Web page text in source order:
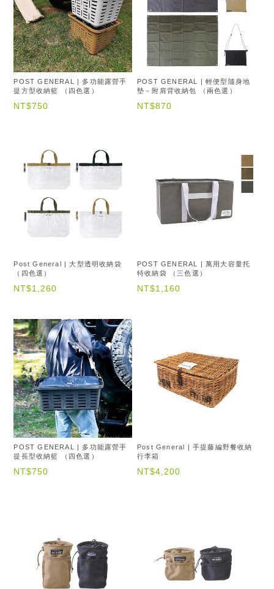
POST GENERAL | 多功能露營手
提方型收納籃 （四色選）
NT$750
POST GENERAL | 輕便型隨身地
墊－附肩背收納包 （兩色選）
NT$870
Post General | 大型透明收納袋
（四色選）
NT$1,260
POST GENERAL | 萬用大容量托
特收納袋 （三色選）
NT$1,160
POST GENERAL | 多功能露營手
提長型收納籃 （四色選）
NT$750
Post General | 手提藤編野餐收納
行李箱
NT$4,200